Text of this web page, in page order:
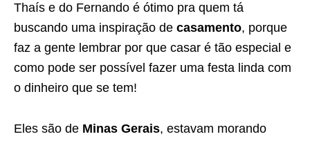
Thaís e do Fernando é ótimo pra quem tá
buscando uma inspiração de casamento, porque
faz a gente lembrar por que casar é tão especial e
como pode ser possível fazer uma festa linda com
o dinheiro que se tem!
Eles são de Minas Gerais, estavam morando